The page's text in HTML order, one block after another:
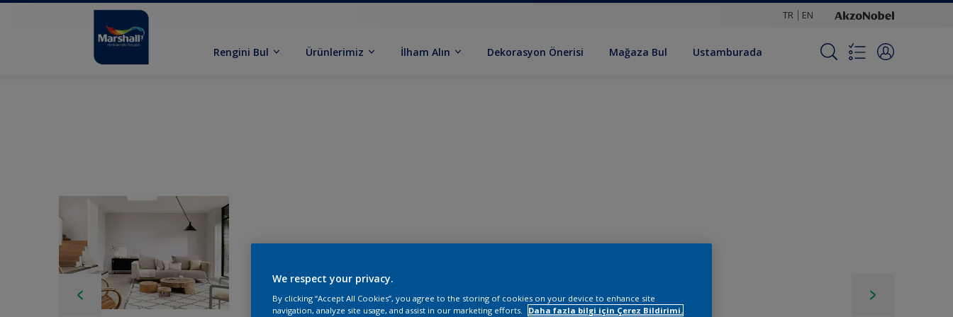
TR EN
Rengini Bul Ürünlerimiz İlham Alın Dekorasyon Önerisi Mağaza Bul Ustamburada
We respect your privacy.
By clicking “Accept All Cookies”, you agree to the storing of cookies on your device to enhance site
navigation, analyze site usage, and assist in our marketing efforts.
Daha fazla bilgi için Çerez Bildirimi.